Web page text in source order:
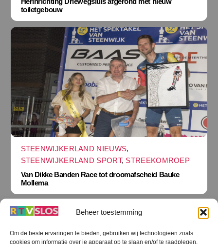
Beheer toestemming
Om de beste ervaringen te bieden, gebruiken wij technologieën zoals
cookies om informatie over je apparaat op te slaan en/of te raadplegen.
toiletgebouw
STEENWIJKERLAND NIEUWS,
STEENWIJKERLAND SPORT, STREEKOMROEP
Van Dikke Banden Race tot droomafscheid Bauke
Mollema